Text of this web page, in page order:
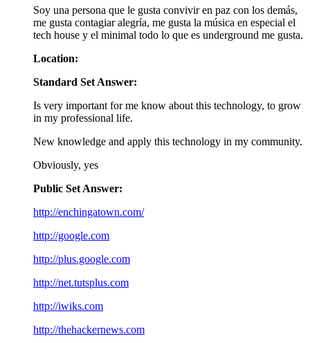
Soy una persona que le gusta convivir en paz con los demás,
me gusta contagiar alegría, me gusta la música en especial el
tech house y el minimal todo lo que es underground me gusta.
Location:
Standard Set Answer:
Is very important for me know about this technology, to grow
in my professional life.
New knowledge and apply this technology in my community.
Obviously, yes
Public Set Answer:
http://enchingatown.com/
http://google.com
http://plus.google.com
http://net.tutsplus.com
http://iwiks.com
http://thehackernews.com